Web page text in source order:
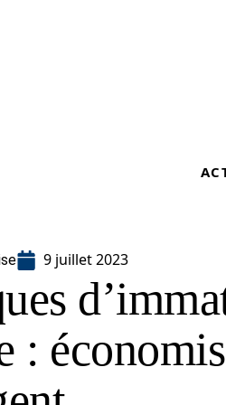
9 juillet 2023
: